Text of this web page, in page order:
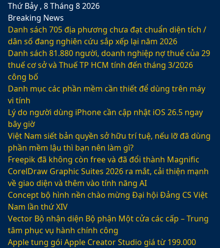
Thứ Bảy , 8 Tháng 8 2026
Breaking News
Danh sách 705 địa phương chưa đạt chuẩn diện tích /
dân số đang nghiên cứu sắp xếp lại năm 2026
Danh sách 81.880‬ người, doanh nghiệp nợ thuế của 29
thuế cơ sở và Thuế TP HCM tính đến tháng 3/2026
công bố
Danh mục các phần mềm cần thiết để dùng trên máy
vi tính
Lý do người dùng iPhone cần cập nhật iOS 26.5 ngay
bây giờ
Việt Nam siết bản quyền sở hữu trí tuệ, nếu lỡ đã dùng
phần mềm lậu thì bạn nên làm gì?
Freepik đã không còn free và đã đổi thành Magnific
CorelDraw Graphic Suites 2026 ra mắt, cải thiện mạnh
về giao diện và thêm vào tính năng AI
Concept bộ hình nền chào mừng Đại hội Đảng CS Việt
Nam lần thứ XIV
Vector Bộ nhận diện Bộ phận Một cửa các cấp – Trung
tâm phục vụ hành chính công
Apple tung gói Apple Creator Studio giá từ 199.000